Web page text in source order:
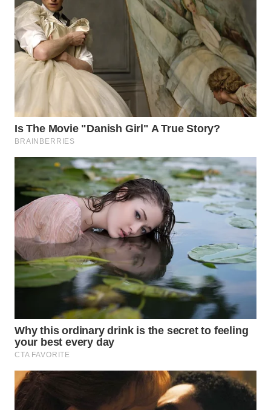
BOGOR
WN
DEPOK
WN
WN
PADANG
LAWAS
WN
SUMEDANG
WN
WN
KEPULAUAN
SERIBU
TANGERANG